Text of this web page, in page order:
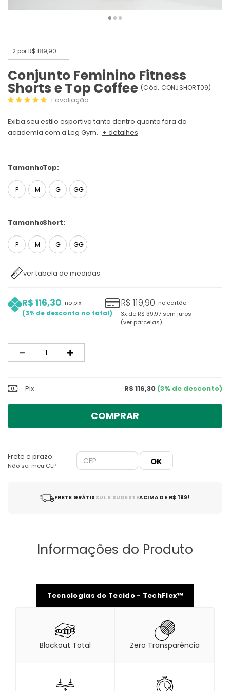
2 por R$ 189,90
Conjunto Feminino Fitness
Shorts e Top Coffee (Cód. CONJSHORT09)
1 avaliação
Exiba seu estilo esportivo tanto dentro quanto fora da
academia com a Leg Gym. + detalhes
Top:
Tamanho
P M G GG
Short:
Tamanho
P M G GG
ver tabela de medidas
R$ 116,30
3%
no pix R$ 119,90 no cartão
3x de R$ 39,97 sem juros
ver parcelas
Quantidade
Pix R$ 116,30 (3% de desconto)
COMPRAR
Frete e prazo:
Não sei meu CEP
FRETE GRÁTIS SUL E SUDESTEACIMA DE R$ 189!
Informações do Produto
Tecnologias do Tecido - TechFlex™
Blackout Total Zero Transparência